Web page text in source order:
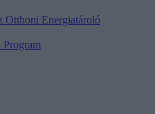
Otthoni Energiatároló
Program